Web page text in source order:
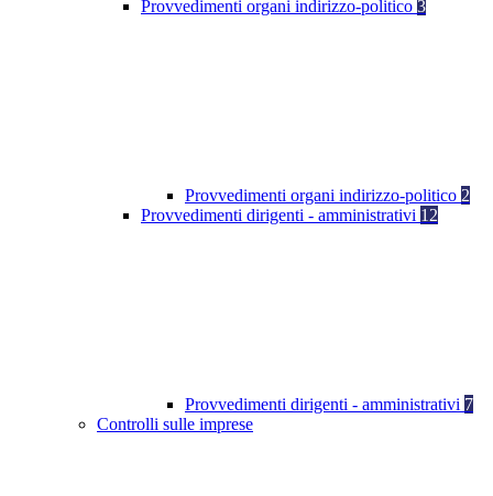
Provvedimenti organi indirizzo-politico 3
Provvedimenti organi indirizzo-politico 2
Provvedimenti dirigenti - amministrativi 12
Provvedimenti dirigenti - amministrativi 7
Controlli sulle imprese